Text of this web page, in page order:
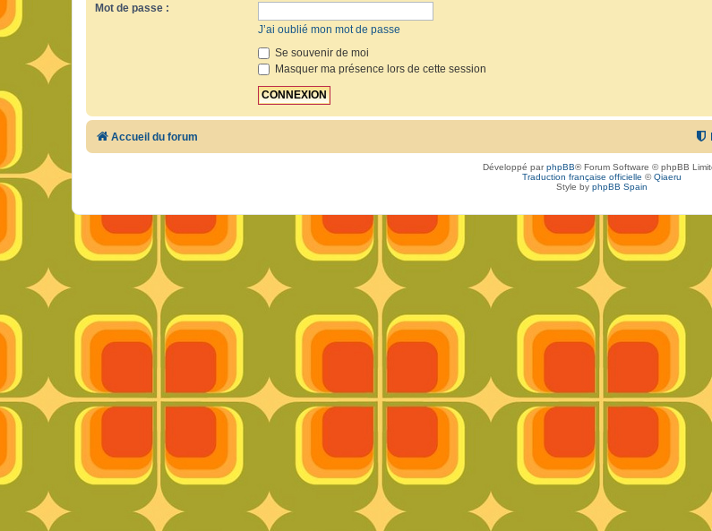
Mot de passe :
J’ai oublié mon mot de passe
Se souvenir de moi
Masquer ma présence lors de cette session
Accueil du forum
Développé parphpBB® Forum Software © phpBB
Traduction française officielle ©Qiaeru
Style by phpBB Spain